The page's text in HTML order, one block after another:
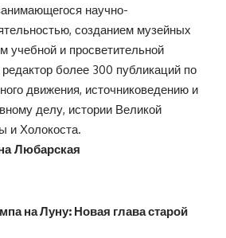
научно-
созданием музейных
учебной и просветительной
более 300 публикаций по
движения, источниковедению и
делу, истории Великой
и Холокоста.
Любарская
на Луну: Новая глава старой